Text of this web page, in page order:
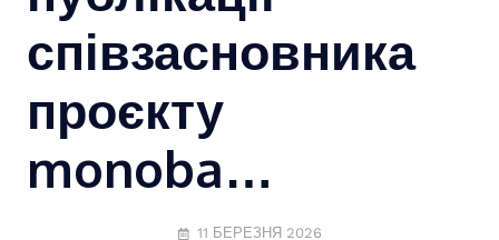
співзасновника
проєкту
monoba…
11 БЕРЕЗНЯ 2026